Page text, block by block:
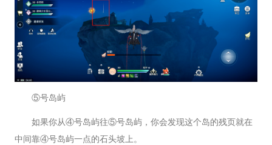
⑤号岛屿
如果你从④号岛屿往⑤号岛屿，你会发现这个岛的残页就在
中间靠④号岛屿一点的石头坡上。